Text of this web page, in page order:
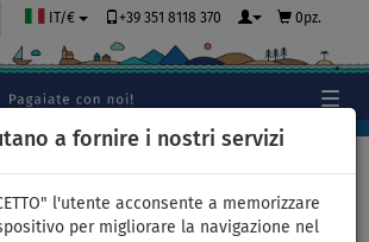
a fornire i nostri servizi
l'utente acconsente a memorizzare
per migliorare la navigazione nel
IT/€ +39 351 8118 370 0pz.